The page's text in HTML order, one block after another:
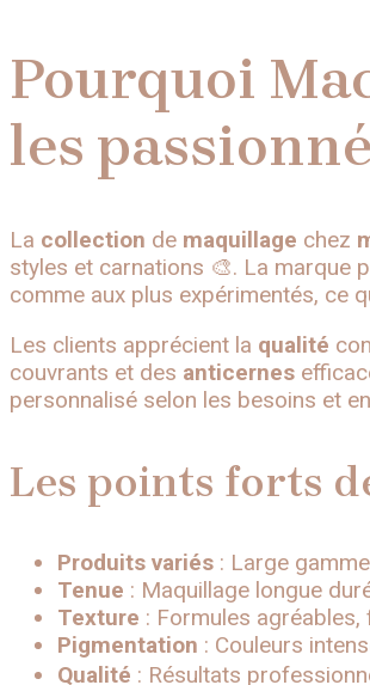
Pourquoi
les
La collection de maquillage chez
styles et carnations 🎨. La marque
comme aux plus expérimentés, ce
Les clients apprécient la qualité
couvrants et des anticernes
personnalisé selon les besoins et
Les points forts
Produits variés : Large
Tenue : Maquillage longue
Texture : Formules
Pigmentation : Couleurs
Qualité : Résultats